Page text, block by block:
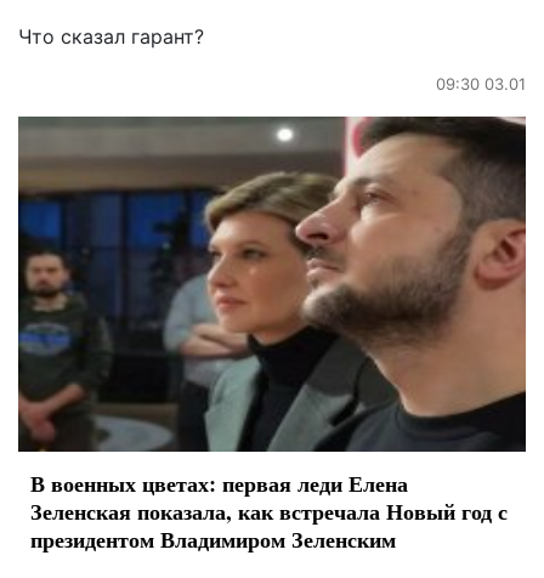
Что сказал гарант?
09:30 03.01
В военных цветах: первая леди Елена
Зеленская показала, как встречала Новый год с
президентом Владимиром Зеленским